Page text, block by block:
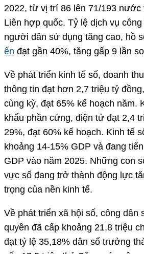
2022, từ vị trí 86 lên 71/193 nước
Liên hợp quốc. Tỷ lệ dịch vụ
người dân sử dụng tăng cao, hồ
ến đạt gần 40%, tăng gấp 9 lần
Về phát triển kinh tế số, doanh
thông tin đạt hơn 2,7 triệu tỷ
cùng kỳ, đạt 65% kế hoạch năm.
khẩu phần cứng, điện tử đạt 2,4
29%, đạt 60% kế hoạch. Kinh tế
khoảng 14-15% GDP và đang
GDP vào năm 2025. Những con
vực số đang trở thành động lực
trọng của nền kinh tế.
Về phát triển xã hội số, công dân
quyền đã cấp khoảng 21,8 triệu
đạt tỷ lệ 35,18% dân số trưởng